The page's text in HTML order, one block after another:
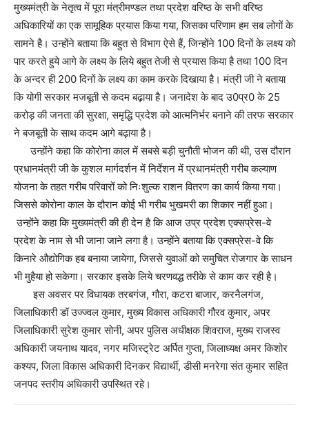
मुख्यमंत्री के नेतृत्व में पूरा मंत्रीमण्डल तथा प्रदेश वरिष्ठ के सभी वरिष्ठ
अधिकारियों का एक सामूहिक प्रयास किया गया, जिसका परिणाम हम सब लोगों के
सामने है। उन्होंने बताया कि बहुत से विभाग ऐसे हैं, जिन्होंने 100 दिनों के लक्ष्य को
पार करते हुये आगे के लक्ष्य के लिये बहुत तेजी से प्रयास किया है तथा 100 दिन
के अन्दर ही 200 दिनों के लक्ष्य का काम करके दिखाया है। मंत्री जी ने बताया
कि योगी सरकार मजबूती से कदम बढ़ाया है। जनादेश के बाद उ0प्र0 के 25
करोड़ की जनता की सुरक्षा, समृद्धि प्रदेश को आत्मनिर्भर बनाने की तरफ सरकार
ने बजबूती के साथ कदम आगे बढ़ाया है।
उन्होंने कहा कि कोरोना काल में सबसे बड़ी चुनौती भोजन की थी, उस दौरान
प्रधानमंत्री जी के कुशल मार्गदर्शन में निर्देशन में प्रधानमंत्री गरीब कल्याण
योजना के तहत गरीब परिवारों को निःशुल्क राशन वितरण का कार्य किया गया।
जिससे कोरोना काल के दौरान कोई भी गरीब भुखमरी का शिकार नहीं हुआ।
उन्होंने कहा कि मुख्यमंत्री की ही देन है कि आज उप्र प्रदेश एक्सप्रेस-वे
प्रदेश के नाम से भी जाना जाने लगा है। उन्होंने बताया कि एक्सप्रेस-वे कि
किनारे औद्योगिक हब बनाया जायेगा, जिससे युवाओं को समुचित रोजगार के साधन
भी मुहैया हो सकेगा। सरकार इसके लिये चरणवद्ध तरीके से काम कर रही है।
इस अवसर पर विधायक तरबगंज, गौरा, कटरा बाजार, करनैलगंज,
जिलाधिकारी डॉ उज्ज्वल कुमार, मुख्य विकास अधिकारी गौरव कुमार, अपर
जिलाधिकारी सुरेश कुमार सोनी, अपर पुलिस अधीक्षक शिवराज, मुख्य राजस्व
अधिकारी जयनाथ यादव, नगर मजिस्ट्रेट अर्पित गुप्ता, जिलाध्यक्ष अमर किशोर
कश्यप, जिला विकास अधिकारी दिनकर विद्यार्थी, डीसी मनरेगा संत कुमार सहित
जनपद स्तरीय अधिकारी उपस्थित रहे।